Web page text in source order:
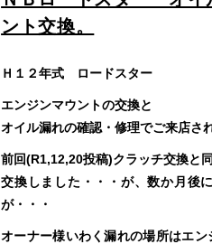
ント交換。
Ｈ１２年式 ロードスター
エンジンマウントの交換と
オイル漏れの確認・修理でご来店さ
前回(R1,12,20投稿)クラッチ交換と
交換しました・・・が、数か月後
が・・・
オーナー様いわく漏れの場所はエ